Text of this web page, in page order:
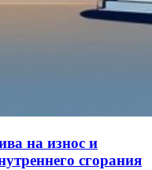
на износ и
сгорания